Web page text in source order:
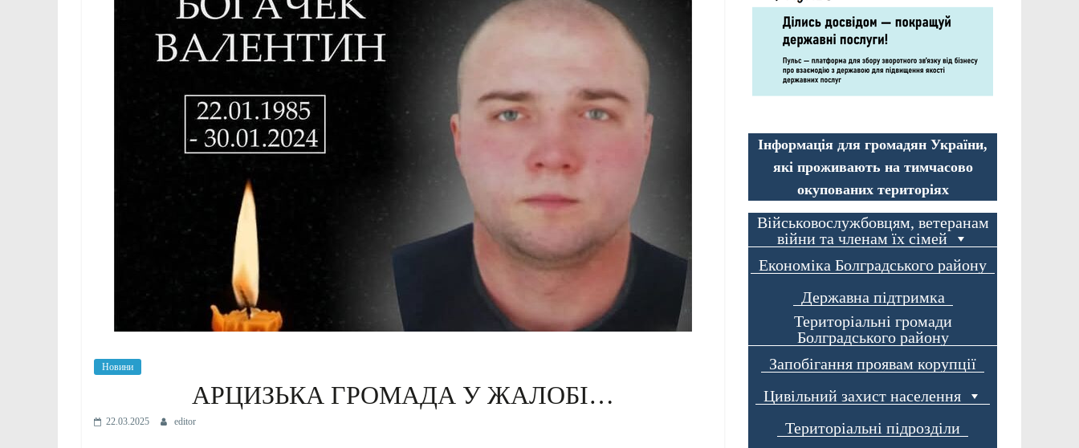
Новини
АРЦИЗЬКА ГРОМАДА У ЖАЛОБІ…
22.03.2025 editor
Інформація для громадян України,
які проживають на тимчасово
окупованих територіях
Військовослужбовцям, ветеранам
війни та членам їх сімей
Економіка Болградського району
Державна підтримка
Територіальні громади
Болградського району
Запобігання проявам корупції
Цивільний захист населення
Територіальні підрозділи